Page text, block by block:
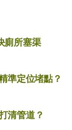
廁所塞渠
準定位堵點？
清管道？